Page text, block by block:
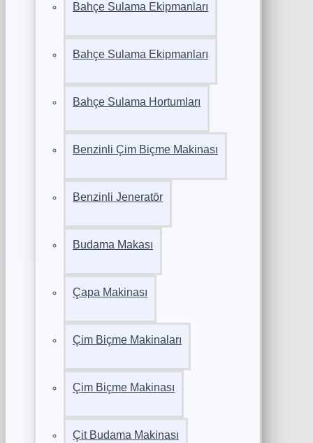
Bahçe Sulama Ekipmanları
Bahçe Sulama Ekipmanları
Bahçe Sulama Hortumları
Benzinli Çim Biçme Makinası
Benzinli Jeneratör
Budama Makası
Çapa Makinası
Çim Biçme Makinaları
Çim Biçme Makinası
Çit Budama Makinası